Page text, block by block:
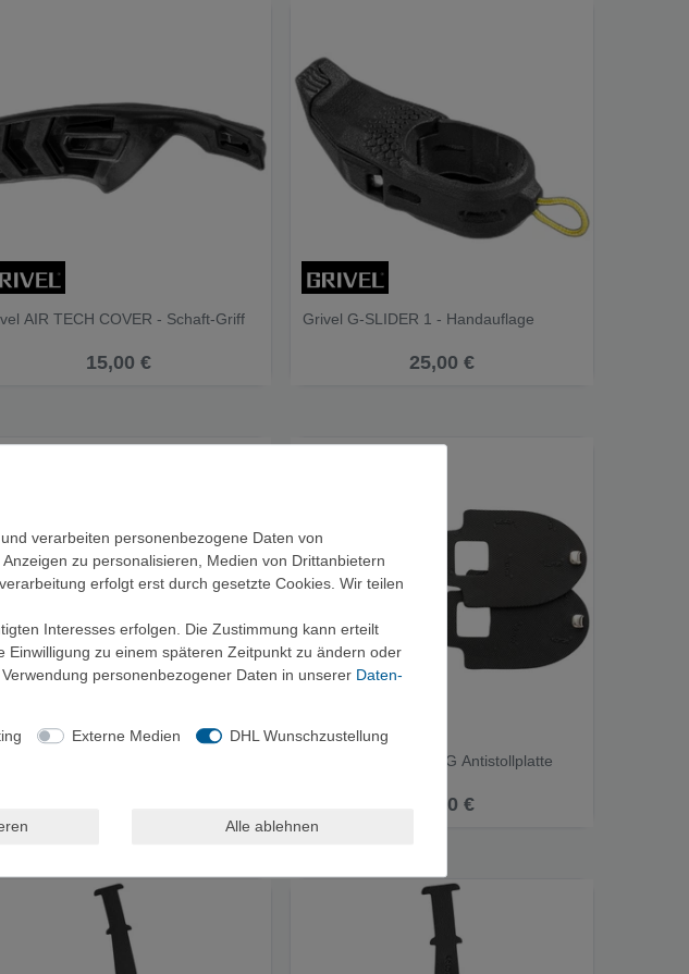
AIR TECH COVER - Schaft-Griff
15,00 €
Grivel G-SLIDER 1 - Handauflage
25,00 €
AustriAlpin TREKKING Antistollplatte
21,00 €
verarbeiten personenbezogene Daten von
zu personalisieren, Medien von Drittanbietern
erfolgt erst durch gesetzte Cookies. Wir teilen
Interesses erfolgen. Die Zustimmung kann erteilt
zu einem späteren Zeitpunkt zu ändern oder
personenbezogener Daten in unserer Daten­
Externe Medien DHL Wunschzustellung
Alle ablehnen